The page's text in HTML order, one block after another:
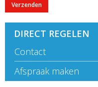
Verzenden
DIRECT REGELEN
Contact
Afspraak maken